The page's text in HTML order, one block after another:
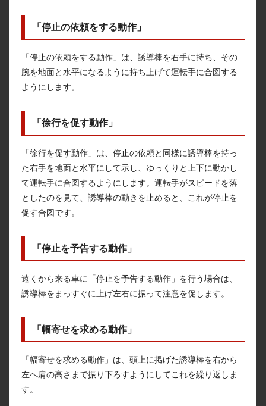
「停止の依頼をする動作」
「停止の依頼をする動作」は、誘導棒を右手に持ち、その
腕を地面と水平になるように持ち上げて運転手に合図する
ようにします。
「徐行を促す動作」
「徐行を促す動作」は、停止の依頼と同様に誘導棒を持っ
た右手を地面と水平にして示し、ゆっくりと上下に動かし
て運転手に合図するようにします。運転手がスピードを落
としたのを見て、誘導棒の動きを止めると、これが停止を
促す合図です。
「停止を予告する動作」
遠くから来る車に「停止を予告する動作」を行う場合は、
誘導棒をまっすぐに上げ左右に振って注意を促します。
「幅寄せを求める動作」
「幅寄せを求める動作」は、頭上に掲げた誘導棒を右から
左へ肩の高さまで振り下ろすようにしてこれを繰り返しま
す。